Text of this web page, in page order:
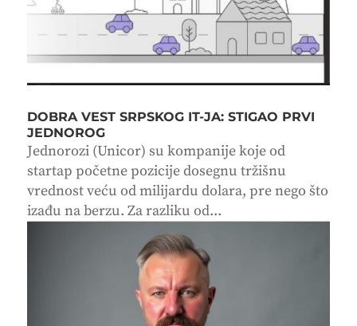
DOBRA VEST SRPSKOG IT-JA: STIGAO PRVI
JEDNOROG
Jednorozi (Unicor) su kompanije koje od
startap početne pozicije dosegnu tržišnu
vrednost veću od milijardu dolara, pre nego što
izađu na berzu. Za razliku od...